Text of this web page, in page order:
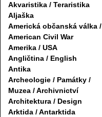
Akvaristika / Teraristika
Aljaška
Americká občanská válka /
American Civil War
Amerika / USA
Angličtina / English
Antika
Archeologie / Památky /
Muzea / Archivnictví
Architektura / Design
Arktida / Antarktida